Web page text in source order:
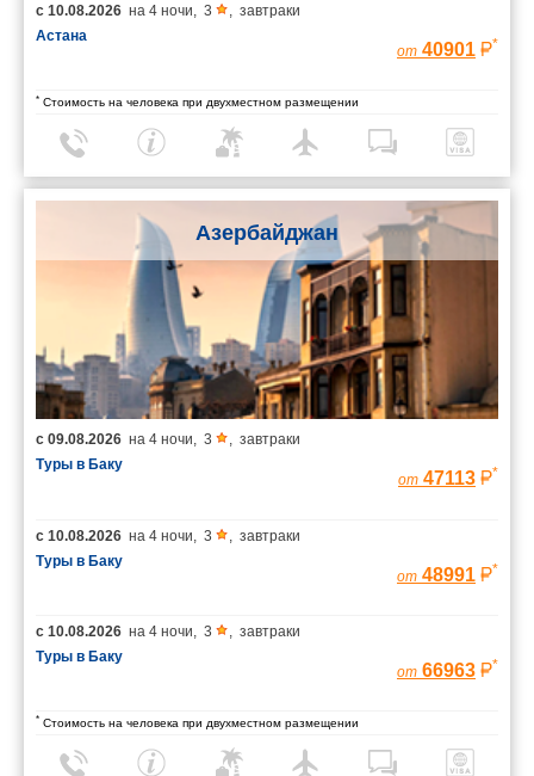
с 10.08.2026 на 4 ночи, 3 , завтраки
Астана
от 40901 *
* Стоимость на человека при двухместном размещении
Азербайджан
с 09.08.2026 на 4 ночи 3
завтраки
Туры в Баку
от 47113 *
с 10.08.2026 на 4 ночи 3
завтраки
Туры в Баку
от 48991 *
с 10.08.2026 на 4 ночи 3
завтраки
Туры в Баку
от 66963 *
* Стоимость на человека при двухместном размещении